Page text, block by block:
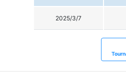
2025/3/7